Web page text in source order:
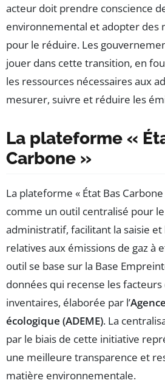
acteur doit prendre conscience
environnemental et adopter des
pour le réduire. Les
jouer dans cette transition, en
les ressources nécessaires aux
mesurer, suivre et réduire les
La plateforme «
Carbone »
La plateforme « État Bas
comme un outil centralisé pour
administratif, facilitant la saisie
relatives aux émissions de gaz à
outil se base sur la Base
données qui recense les facteurs
inventaires, élaborée par l’
écologique (ADEME). La
par le biais de cette initiative
une meilleure transparence et
matière environnementale.